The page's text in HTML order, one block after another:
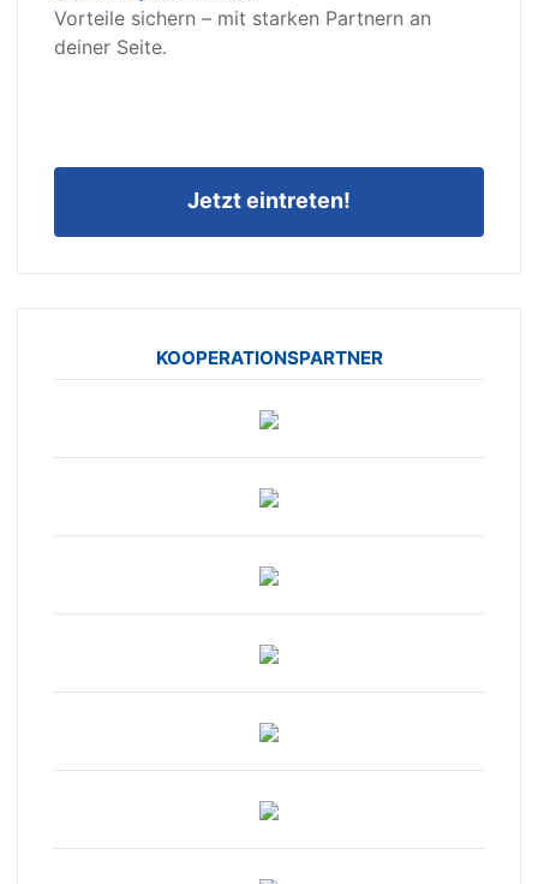
Vorteile sichern – mit starken Partnern an
deiner Seite.
Jetzt eintreten!
KOOPERATIONSPARTNER